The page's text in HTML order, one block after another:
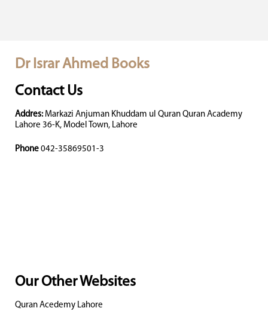
Dr Israr Ahmed Books
Contact Us
Addres: Markazi Anjuman Khuddam ul Quran Quran Academy
Lahore 36-K, Model Town, Lahore
Phone 042-35869501-3
Our Other Websites
Quran Acedemy Lahore